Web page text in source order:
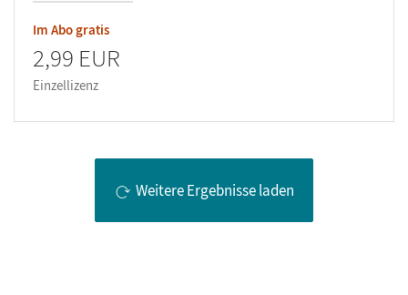
Im Abo gratis
2,99 EUR
Einzellizenz
Weitere Ergebnisse laden